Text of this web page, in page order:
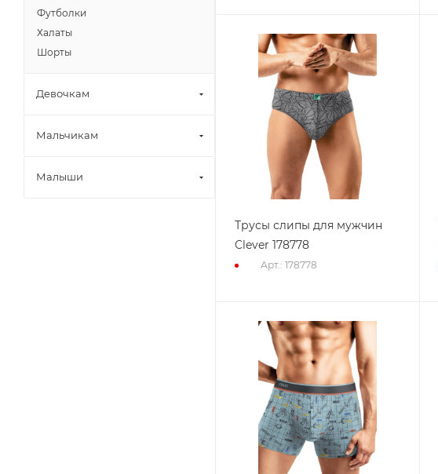
Трусы слипы для мужчин
Clever 178778
Арт.: 178778
Футболки
Халаты
Шорты
Девочкам
Мальчикам
Малыши